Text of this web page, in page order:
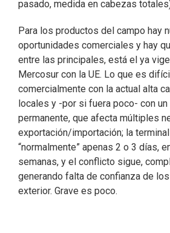
pasado, medida en cabezas
Para los productos del campo hay
oportunidades comerciales y hay
entre las principales, está el ya
Mercosur con la UE. Lo que es
comercialmente con la actual alta
locales y -por si fuera poco- con
permanente, que afecta múltiples
exportación/importación; la
“normalmente” apenas 2 o 3 días,
semanas, y el conflicto sigue,
generando falta de confianza de
exterior. Grave es poco.